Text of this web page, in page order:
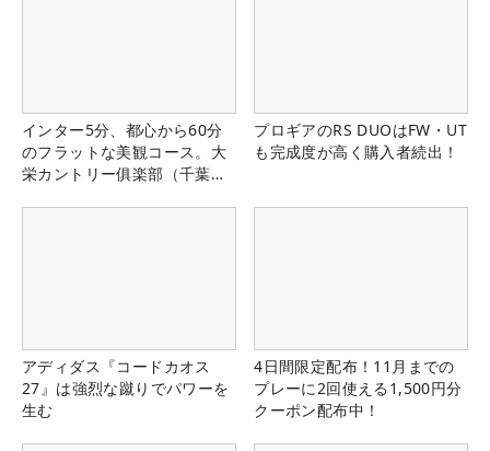
インター5分、都心から60分
のフラットな美観コース。大
栄カントリー俱楽部（千葉
プロギアのRS DUOはFW・UT
も完成度が高く購入者続出！
アディダス『コードカオス
27』は強烈な蹴りでパワーを
生む
4日間限定配布！11月までの
プレーに2回使える1,500円分
クーポン配布中！